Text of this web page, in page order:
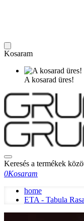
Kosaram
A kosarad üres!
Keresés a termékek
0Kosaram
home
ETA - Tabula